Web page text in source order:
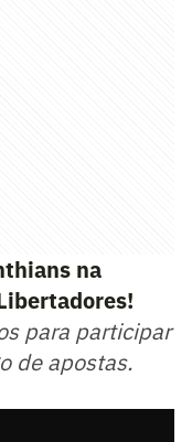
na
para participar
de apostas.